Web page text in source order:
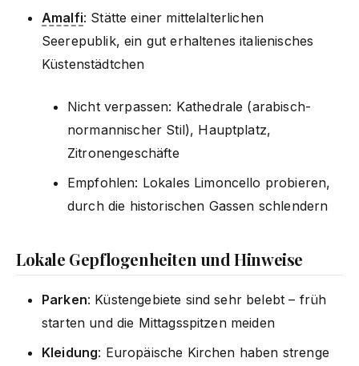
Amalfi: Stätte einer mittelalterlichen
Seerepublik, ein gut erhaltenes italienisches
Küstenstädtchen
Nicht verpassen: Kathedrale (arabisch-
normannischer Stil), Hauptplatz,
Zitronengeschäfte
Empfohlen: Lokales Limoncello probieren,
durch die historischen Gassen schlendern
Lokale Gepflogenheiten und Hinweise
Parken: Küstengebiete sind sehr belebt – früh
starten und die Mittagsspitzen meiden
Kleidung: Europäische Kirchen haben strenge